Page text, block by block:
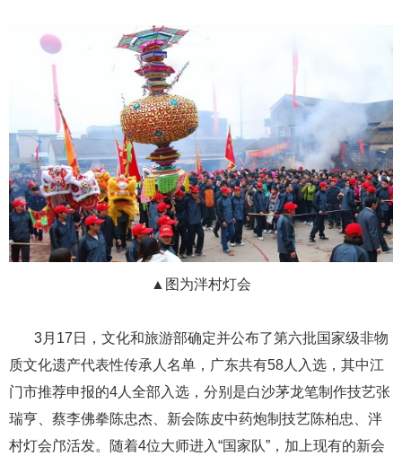
▲图为泮村灯会
​​​​​​​ ​​​​​​​3月17日，文化和旅游部确定并公布了第六批国家级非物
质文化遗产代表性传承人名单，广东共有58人入选，其中江
门市推荐申报的4人全部入选，分别是白沙茅龙笔制作技艺张
瑞亨、蔡李佛拳陈忠杰、新会陈皮中药炮制技艺陈柏忠、泮
村灯会邝活发。随着4位大师进入“国家队”，加上现有的新会